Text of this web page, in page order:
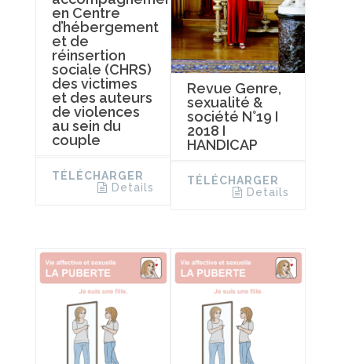
en Centre
d’hébergement
et de
réinsertion
sociale (CHRS)
des victimes
et des auteurs
de violences
au sein du
couple
TÉLÉCHARGER
Details
Revue Genre,
sexualité &
société N°19 I
2018 I
HANDICAP
TÉLÉCHARGER
Details